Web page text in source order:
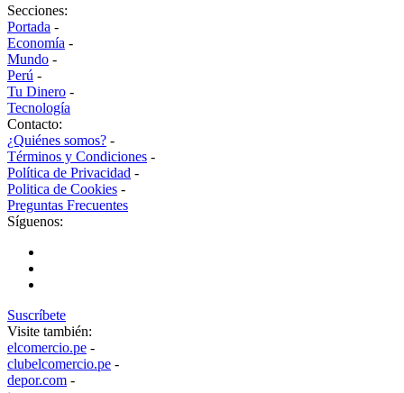
Secciones:
Portada -
Economía -
Mundo -
Perú -
Tu Dinero -
Tecnología
Contacto:
¿Quiénes somos? -
Términos y Condiciones -
Política de Privacidad -
Politica de Cookies -
Preguntas Frecuentes
Síguenos:
Suscríbete
Visite también:
elcomercio.pe -
clubelcomercio.pe -
depor.com -